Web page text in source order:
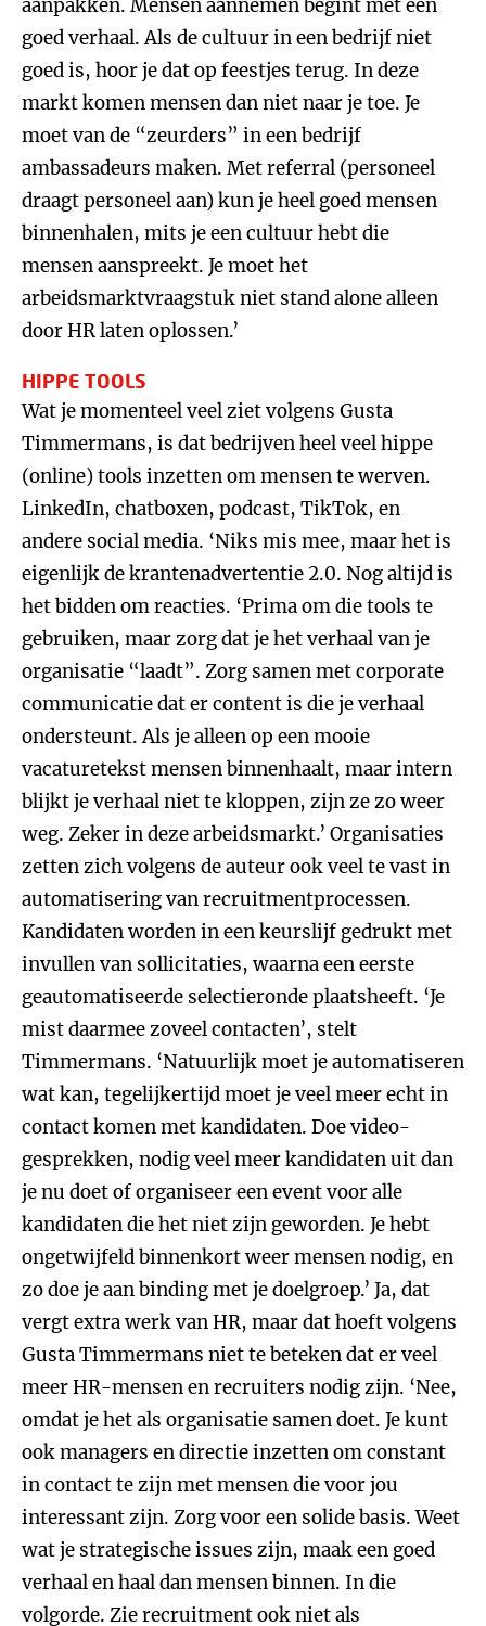
aanpakken. Mensen aannemen begint met een
goed verhaal. Als de cultuur in een bedrijf niet
goed is, hoor je dat op feestjes terug. In deze
markt komen mensen dan niet naar je toe. Je
moet van de “zeurders” in een bedrijf
ambassadeurs maken. Met referral (personeel
draagt personeel aan) kun je heel goed mensen
binnenhalen, mits je een cultuur hebt die
mensen aanspreekt. Je moet het
arbeidsmarktvraagstuk niet stand alone alleen
door HR laten oplossen.’
HIPPE TOOLS
Wat je momenteel veel ziet volgens Gusta
Timmermans, is dat bedrijven heel veel hippe
(online) tools inzetten om mensen te werven.
LinkedIn, chatboxen, podcast, TikTok, en
andere social media. ‘Niks mis mee, maar het is
eigenlijk de krantenadvertentie 2.0. Nog altijd is
het bidden om reacties. ‘Prima om die tools te
gebruiken, maar zorg dat je het verhaal van je
organisatie “laadt”. Zorg samen met corporate
communicatie dat er content is die je verhaal
ondersteunt. Als je alleen op een mooie
vacaturetekst mensen binnenhaalt, maar intern
blijkt je verhaal niet te kloppen, zijn ze zo weer
weg. Zeker in deze arbeidsmarkt.’ Organisaties
zetten zich volgens de auteur ook veel te vast in
automatisering van recruitmentprocessen.
Kandidaten worden in een keurslijf gedrukt met
invullen van sollicitaties, waarna een eerste
geautomatiseerde selectieronde plaatsheeft. ‘Je
mist daarmee zoveel contacten’, stelt
Timmermans. ‘Natuurlijk moet je automatiseren
wat kan, tegelijkertijd moet je veel meer echt in
contact komen met kandidaten. Doe video-
gesprekken, nodig veel meer kandidaten uit dan
je nu doet of organiseer een event voor alle
kandidaten die het niet zijn geworden. Je hebt
ongetwijfeld binnenkort weer mensen nodig, en
zo doe je aan binding met je doelgroep.’ Ja, dat
vergt extra werk van HR, maar dat hoeft volgens
Gusta Timmermans niet te beteken dat er veel
meer HR-mensen en recruiters nodig zijn. ‘Nee,
omdat je het als organisatie samen doet. Je kunt
ook managers en directie inzetten om constant
in contact te zijn met mensen die voor jou
interessant zijn. Zorg voor een solide basis. Weet
wat je strategische issues zijn, maak een goed
verhaal en haal dan mensen binnen. In die
volgorde. Zie recruitment ook niet als